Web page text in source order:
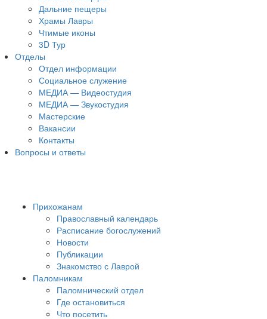
Дальние пещеры
Храмы Лавры
Чтимые иконы
3D Тур
Отделы
Отдел информации
Социальное служение
МЕДИА — Видеостудия
МЕДИА — Звукостудия
Мастерские
Вакансии
Контакты
Вопросы и ответы
Прихожанам
Православный календарь
Расписание богослужений
Новости
Публикации
Знакомство с Лаврой
Паломникам
Паломнический отдел
Где остановиться
Что посетить